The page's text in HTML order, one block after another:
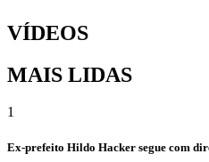
VÍDEOS
MAIS LIDAS
1
Ex-prefeito Hildo Hacker segue com